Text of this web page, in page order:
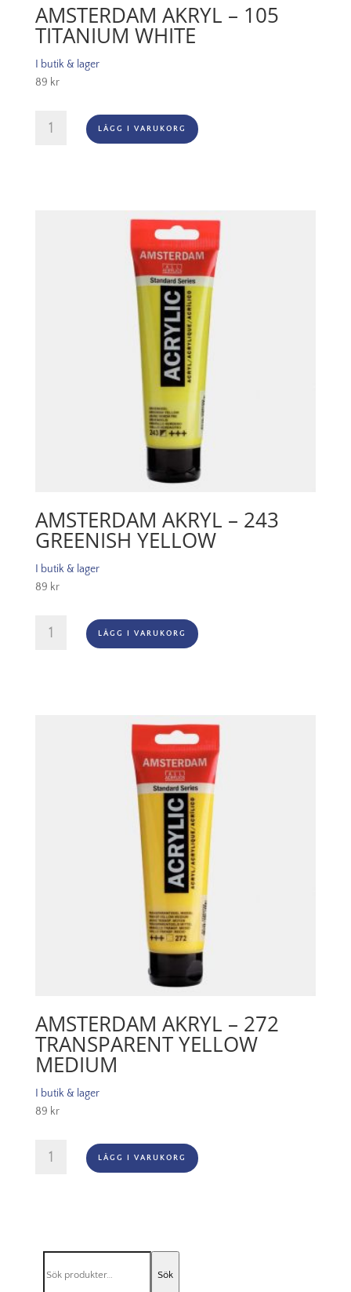
AMSTERDAM AKRYL – 105
TITANIUM WHITE
I butik & lager
89 kr
Amsterdam
Akryl
LÄGG I VARUKORG
AMSTERDAM AKRYL – 243
GREENISH YELLOW
I butik & lager
89 kr
Amsterdam
Akryl
LÄGG I VARUKORG
AMSTERDAM AKRYL – 272
TRANSPARENT YELLOW
MEDIUM
I butik & lager
89 kr
Amsterdam
Akryl
Medium
mängd
LÄGG I VARUKORG
efter:
Sök